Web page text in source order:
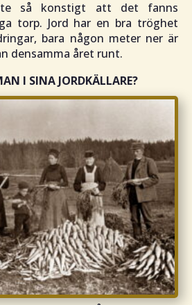
så konstigt att det fanns
torp. Jord har en bra tröghet
bara någon meter ner är
densamma året runt.
I SINA JORDKÄLLARE?